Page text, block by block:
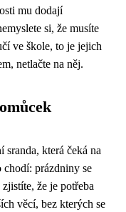
mu dodají
si, že musíte
ve škole, to je jejich
netlačte na něj.
sranda, která čeká na
prázdniny se
že je potřeba
věcí, bez kterých se